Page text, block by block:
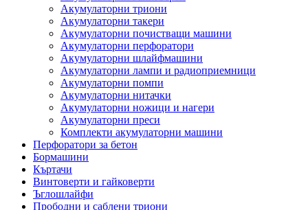
Акумулаторни триони
Акумулаторни такери
Акумулаторни почистващи машини
Акумулаторни перфоратори
Акумулаторни шлайфмашини
Акумулаторни лампи и радиоприемници
Акумулаторни помпи
Акумулаторни нитачки
Акумулаторни ножици и нагери
Акумулаторни преси
Комплекти акумулаторни машини
Перфоратори за бетон
Бормашини
Къртачи
Винтоверти и гайковерти
Ъглошлайфи
Прободни и саблени триони